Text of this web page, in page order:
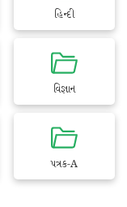
હિન્દી
વિજ્ઞાન
પત્રક-A